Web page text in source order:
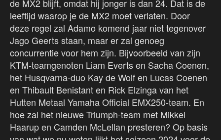
de MX2 blijft, omdat hij jonger is dan 24. Dat is de
leeftijd waarop je de MX2 moet verlaten. Door
deze regel zal Adamo komend jaar niet tegenover
Jago Geerts staan, maar er zal genoeg
concurrentie voor hem zijn. Bijvoorbeeld van zijn
KTM-teamgenoten Liam Everts en Sacha Coenen,
het Husqvarna-duo Kay de Wolf en Lucas Coenen
en Thibault Benistant en Rick Elzinga van het
Hutten Metaal Yamaha Official EMX250-team. En
hoe zal het nieuwe Triumph-team met Mikkel
Haarup en Camden McLellan presteren? Op basis